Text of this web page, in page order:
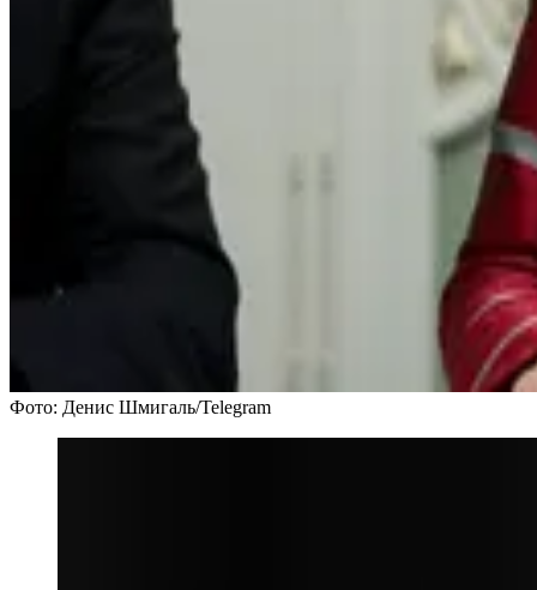
Фото: Денис Шмигаль/Telegram